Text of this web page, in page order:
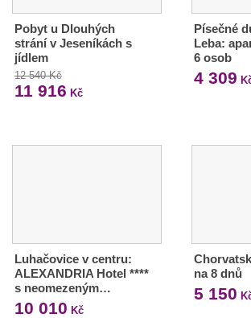
Pobyt u Dlouhých
strání v Jeseníkách s
jídlem
12 540 Kč
11 916 Kč
Písečné
Leba:
6 osob
4 309
Luhačovice v centru:
ALEXANDRIA Hotel ****
s neomezeným…
10 010 Kč
na 8 dnů
5 150